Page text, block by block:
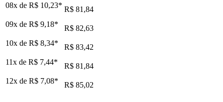
08x de R$ 10,23* R$ 81,84
09x de R$ 9,18*
R$ 82,63
10x de R$ 8,34*
R$ 83,42
11x de R$ 7,44*
R$ 81,84
12x de R$ 7,08* R$ 85,02